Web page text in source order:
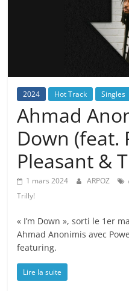
2024 Hot Track Singles
Ahmad
Down (feat.
Pleasant &
1 mars 2024 ARPOZ
Trilly!
« I’m Down », sorti le 1er
Ahmad Anonimis avec
featuring.
Lire la suite